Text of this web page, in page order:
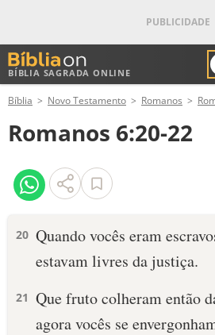
BÍBLIA SAGRADA ONLINE
ANTIGO TESTAMENTO
NOVO TESTAMENTO
VERSÍCULOS
PALAVRA DO DIA
SALMO DO DIA
Bíblia Novo Testamento Romanos
Romanos 6:20-22
20 Quando vocês eram
estavam livres da justiça.
21 Que fruto colheram então
agora vocês se